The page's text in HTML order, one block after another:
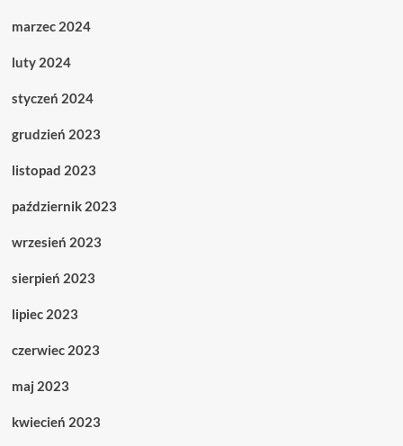
marzec 2024
luty 2024
styczeń 2024
grudzień 2023
listopad 2023
październik 2023
wrzesień 2023
sierpień 2023
lipiec 2023
czerwiec 2023
maj 2023
kwiecień 2023